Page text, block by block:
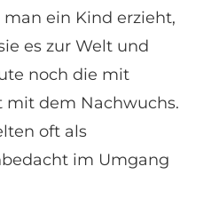
ein Kind erzieht,
es zur Welt und
noch die mit
mit dem Nachwuchs.
oft als
im Umgang